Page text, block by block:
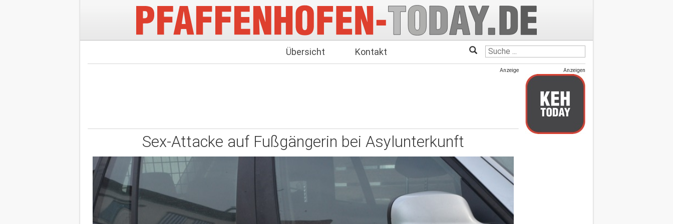
Übersicht Kontakt
Anzeige
Sex-Attacke auf Fußgängerin bei Asylunterkunft
Anzeigen